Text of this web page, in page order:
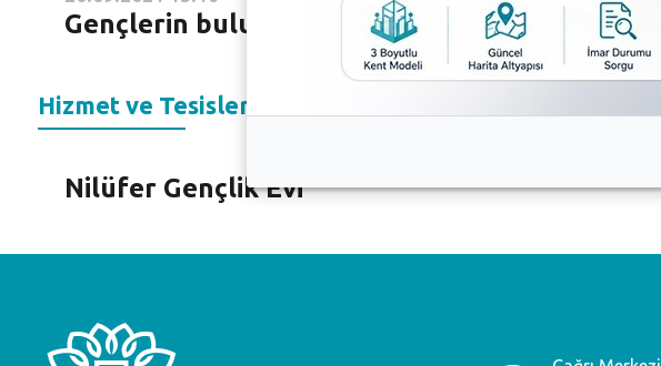
Gençlerin buluşma adresi Nilüfer Gençlik Evi
Hizmet ve Tesisler
Nilüfer Gençlik Evi